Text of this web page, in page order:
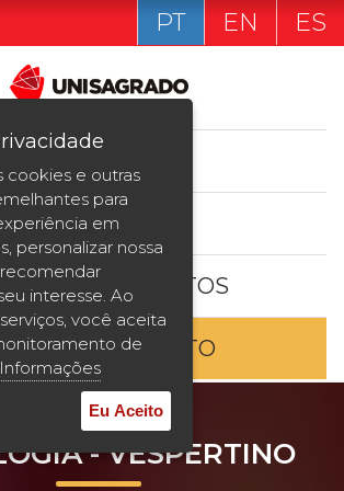
Graduação
graduação e MBA
Curta Duração
Vestibular
2ª Graduação
Transferência
Reingresso
sou estudande
ser estudante
PT EN ES
ESTUDE AQUI
E DESCONTOS
EM CONTATO
- VESPERTINO
cookies e outras
para
em
personalizar nossa
interesse. Ao
você aceita
de
Eu Aceito